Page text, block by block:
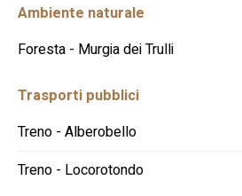
Ambiente naturale
Foresta - Murgia dei Trulli
Trasporti pubblici
Treno - Alberobello
Treno - Locorotondo